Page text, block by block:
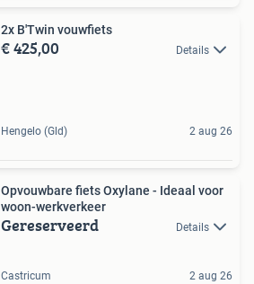
2x B'Twin vouwfiets
€ 425,00 Details
Hengelo (Gld) 2 aug 26
Opvouwbare fiets Oxylane - Ideaal voor
woon-werkverkeer
Gereserveerd Details
Castricum 2 aug 26